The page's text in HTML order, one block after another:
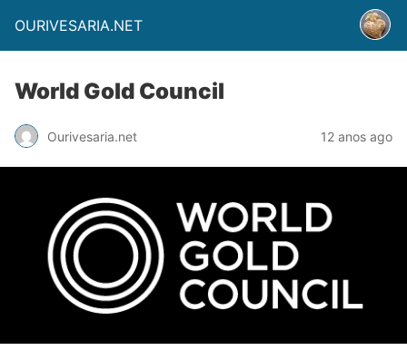
OURIVESARIA.NET
World Gold Council
Ourivesaria.net 12 anos ago